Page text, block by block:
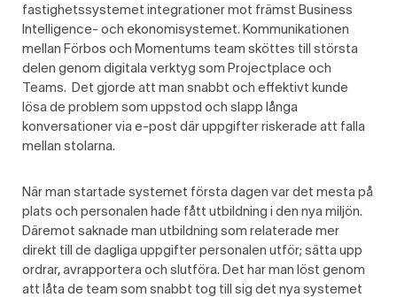
fastighetssystemet integrationer mot främst Business
Intelligence- och ekonomisystemet. Kommunikationen
mellan Förbos och Momentums team sköttes till största
delen genom digitala verktyg som Projectplace och
Teams. Det gjorde att man snabbt och effektivt kunde
lösa de problem som uppstod och slapp långa
konversationer via e-post där uppgifter riskerade att falla
mellan stolarna.
När man startade systemet första dagen var det mesta på
plats och personalen hade fått utbildning i den nya miljön.
Däremot saknade man utbildning som relaterade mer
direkt till de dagliga uppgifter personalen utför; sätta upp
ordrar, avrapportera och slutföra. Det har man löst genom
att låta de team som snabbt tog till sig det nya systemet